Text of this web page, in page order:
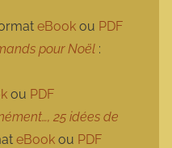
eBook ou PDF
pour Noël :
ou PDF
25 idées de
eBook ou PDF